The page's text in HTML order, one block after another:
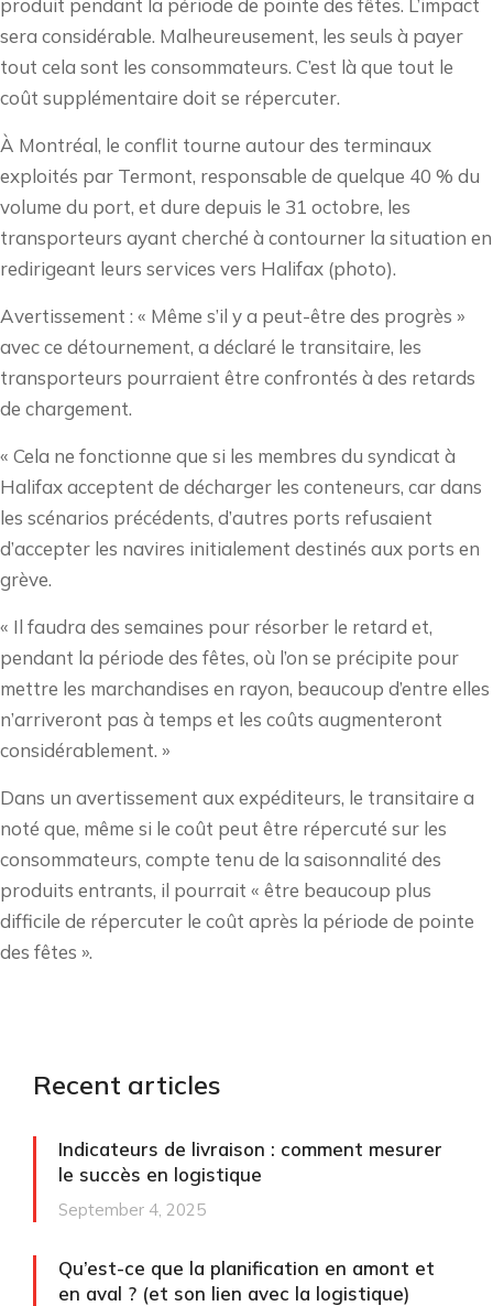
sera considérable. Malheureusement, les seuls à payer
tout cela sont les consommateurs. C’est là que tout le
coût supplémentaire doit se répercuter.
À Montréal, le conflit tourne autour des terminaux
exploités par Termont, responsable de quelque 40 % du
volume du port, et dure depuis le 31 octobre, les
transporteurs ayant cherché à contourner la situation en
redirigeant leurs services vers Halifax (photo).
Avertissement : « Même s’il y a peut-être des progrès »
avec ce détournement, a déclaré le transitaire, les
transporteurs pourraient être confrontés à des retards
de chargement.
« Cela ne fonctionne que si les membres du syndicat à
Halifax acceptent de décharger les conteneurs, car dans
les scénarios précédents, d’autres ports refusaient
d’accepter les navires initialement destinés aux ports en
grève.
« Il faudra des semaines pour résorber le retard et,
pendant la période des fêtes, où l’on se précipite pour
mettre les marchandises en rayon, beaucoup d’entre elles
n’arriveront pas à temps et les coûts augmenteront
considérablement. »
Dans un avertissement aux expéditeurs, le transitaire a
noté que, même si le coût peut être répercuté sur les
consommateurs, compte tenu de la saisonnalité des
produits entrants, il pourrait « être beaucoup plus
difficile de répercuter le coût après la période de pointe
des fêtes ».
Recent articles
Indicateurs de livraison : comment mesurer
le succès en logistique
September 4, 2025
Qu’est-ce que la planification en amont et
en aval ? (et son lien avec la logistique)